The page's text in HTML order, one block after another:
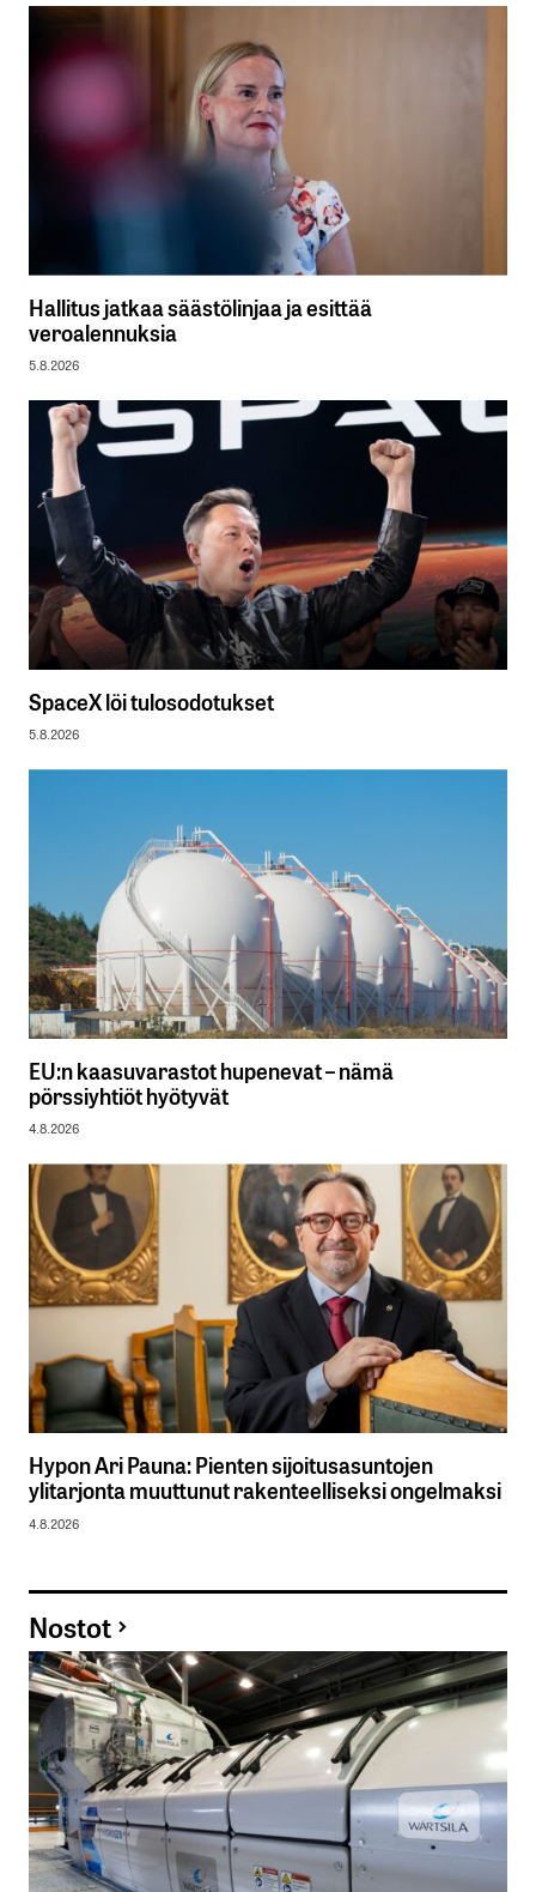
Hallitus jatkaa säästölinjaa ja esittää
veroalennuksia
5.8.2026
SpaceX löi tulosodotukset
5.8.2026
EU:n kaasuvarastot hupenevat – nämä
pörssiyhtiöt hyötyvät
4.8.2026
Hypon Ari Pauna: Pienten sijoitusasuntojen
ylitarjonta muuttunut rakenteelliseksi ongelmaksi
4.8.2026
Nostot